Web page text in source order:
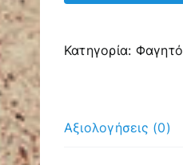
ποσότητα
Κατηγορία: Φαγητό
Αξιολογήσεις (0)